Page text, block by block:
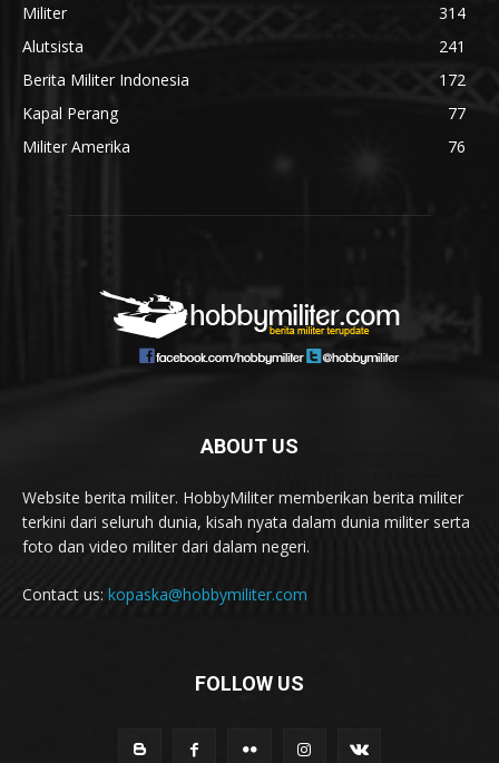
Militer
314
Alutsista
241
Berita Militer Indonesia
172
Kapal Perang
77
Militer Amerika
76
ABOUT US
Website berita militer. HobbyMiliter memberikan berita militer
terkini dari seluruh dunia, kisah nyata dalam dunia militer serta
foto dan video militer dari dalam negeri.
Contact us: kopaska@hobbymiliter.com
FOLLOW US